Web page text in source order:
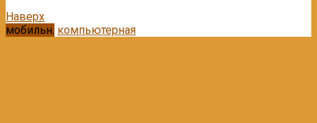
Наверх
мобильн. компьютерная